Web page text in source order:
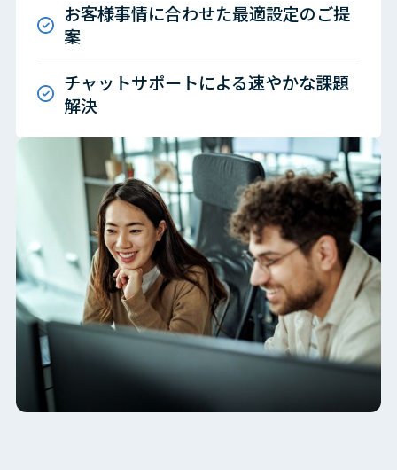
お客様事情に合わせた最適設定のご提
案
チャットサポートによる速やかな課題
解決